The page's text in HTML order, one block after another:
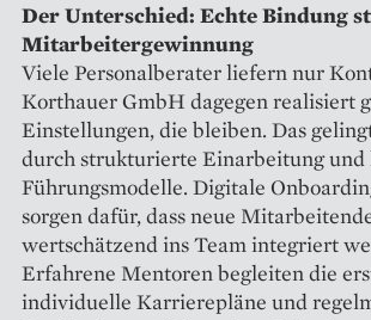
Der Unterschied: Echte Bindung
Mitarbeitergewinnung
Viele Personalberater liefern nur
Korthauer GmbH dagegen realisiert
Einstellungen, die bleiben. Das
durch strukturierte Einarbeitung und
Führungsmodelle. Digitale
sorgen dafür, dass neue
wertschätzend ins Team integriert
Erfahrene Mentoren begleiten die
individuelle Karrierepläne und